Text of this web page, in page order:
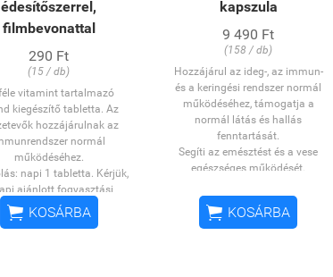
édesítőszerrel,
filmbevonattal
290 Ft
(15 / db)
vitamint tartalmazó
kiegészítő tabletta. Az
hozzájárulnak az
normál
működéséhez.
napi 1 tabletta. Kérjük,
ajánlott fogyasztási
ne lépje túl. Az
kiegészítő nem helyettesíti
 KOSÁRBA
kapszula
9 490 Ft
(158 / db)
Hozzájárul az ideg-, az immun-
és a keringési rendszer normál
működéséhez, támogatja a
normál látás és hallás
fenntartását.
Segíti az emésztést és a vese
egészséges működését.
vércukorszint és a normál
vérnyomás fenntartásához.
Támogatja az izmok, ízületek és
 KOSÁRBA